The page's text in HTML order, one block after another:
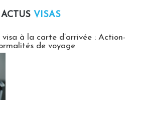
ACTUS VISAS
à la carte d’arrivée : Action-
de voyage